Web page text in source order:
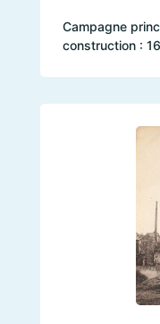
Campagne
construction :